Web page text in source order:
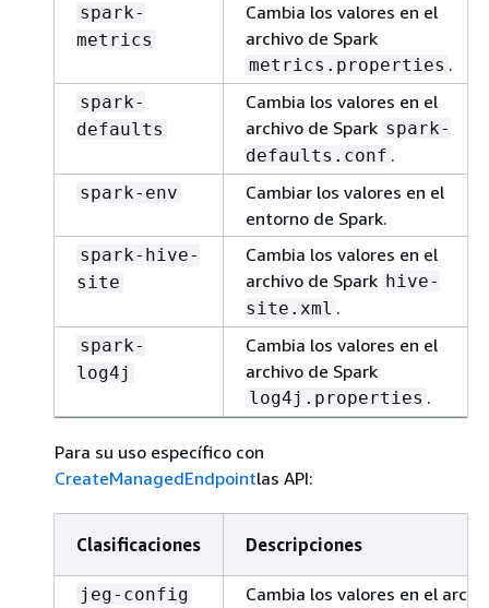
spark-
metrics
Cambia los valores en el
archivo de Spark
metrics.properties .
spark-
defaults
Cambia los valores en el
archivo de Spark spark-
defaults.conf .
spark-env
Cambiar los valores en el
entorno de Spark.
spark-hive-
site
Cambia los valores en el
archivo de Spark hive-
site.xml .
spark-
log4j
Cambia los valores en el
archivo de Spark
log4j.properties .
Para su uso específico con
CreateManagedEndpointlas API:
Clasificaciones Descripciones
jeg-config Cambia los valores en el